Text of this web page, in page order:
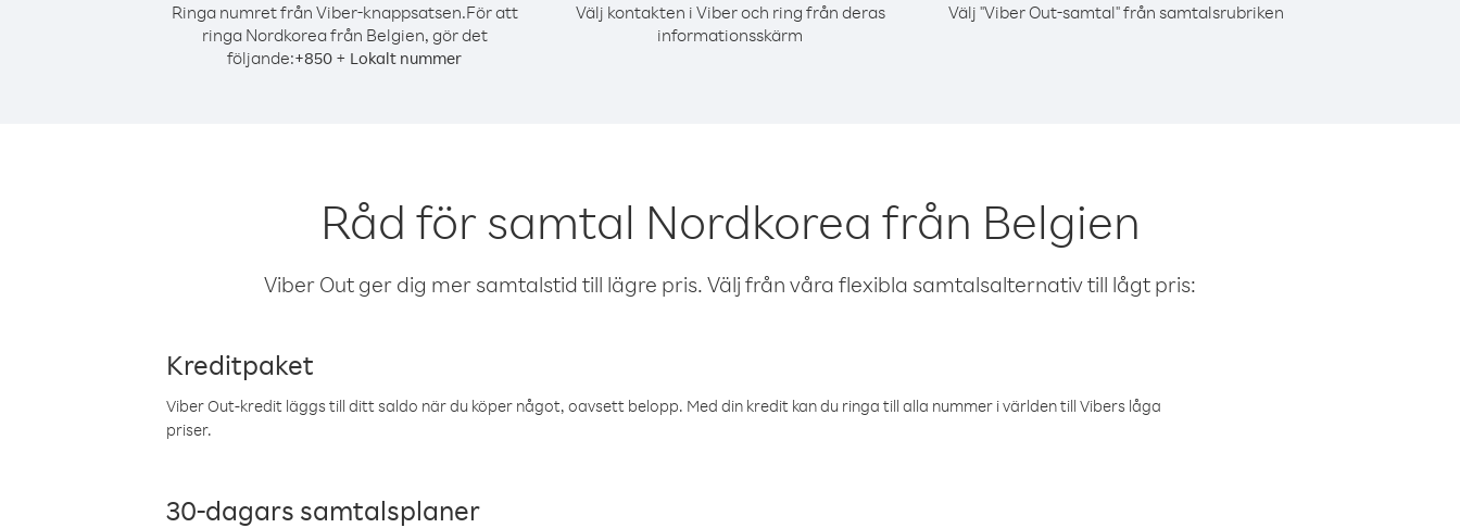
Ringa numret från Viber-knappsatsen.För att
ringa Nordkorea från Belgien, gör det
följande:+850 + Lokalt nummer
Välj kontakten i Viber och ring från deras
informationsskärm
Välj "Viber Out-samtal" från samtalsrubriken
Råd för samtal Nordkorea från Belgien
Viber Out ger dig mer samtalstid till lägre pris. Välj från våra flexibla samtalsalternativ till lågt pris:
Kreditpaket
Viber Out-kredit läggs till ditt saldo när du köper något, oavsett belopp. Med din kredit kan du ringa till alla nummer i världen till Vibers låga
priser.
30-dagars samtalsplaner